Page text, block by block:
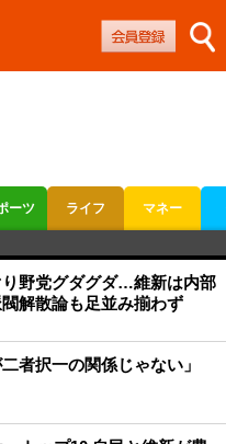
ーツ ライフ マネー
野党グダグダ…維新は内部
解散論も足並み揃わず
者択一の関係じゃない」